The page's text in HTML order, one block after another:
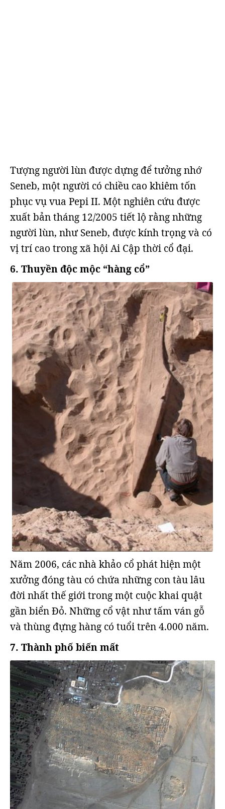
Tượng người lùn được dựng để tưởng nhớ
Seneb, một người có chiều cao khiêm tốn
phục vụ vua Pepi II. Một nghiên cứu được
xuất bản tháng 12/2005 tiết lộ rằng những
người lùn, như Seneb, được kính trọng và có
vị trí cao trong xã hội Ai Cập thời cổ đại.
6. Thuyền độc mộc “hàng cổ”
Năm 2006, các nhà khảo cổ phát hiện một
xưởng đóng tàu có chứa những con tàu lâu
đời nhất thế giới trong một cuộc khai quật
gần biển Đỏ. Những cổ vật như tấm ván gỗ
và thùng đựng hàng có tuổi trên 4.000 năm.
7. Thành phố biến mất